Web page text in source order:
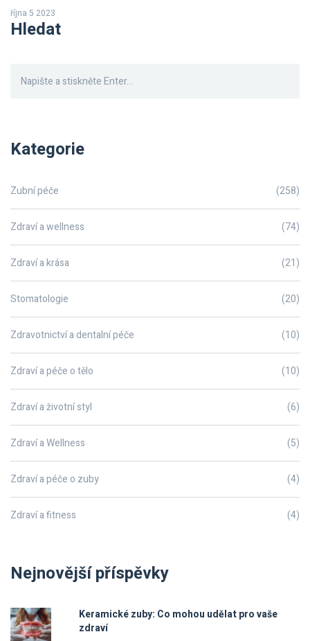
článku. Neváhejte a pojďme na to společně prozkoumat tento
fascinující svět stomatologie.
října 5 2023
Hledat
Kategorie
Zubní péče (258)
Zdraví a wellness (74)
Zdraví a krása (21)
Stomatologie (20)
Zdravotnictví a dentalní péče (10)
Zdraví a péče o tělo (10)
Zdraví a životní styl (6)
Zdraví a Wellness (5)
Zdraví a péče o zuby (4)
Zdraví a fitness (4)
Nejnovější příspěvky
Keramické zuby: Co mohou udělat pro vaše
zdraví